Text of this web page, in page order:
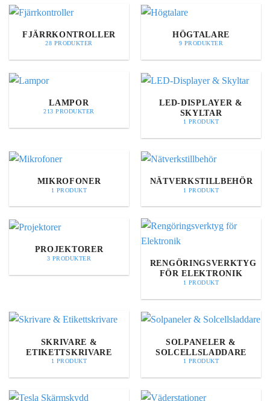
FJÄRRKONTROLLER
28 PRODUKTER
HÖGTALARE
9 PRODUKTER
LAMPOR
213 PRODUKTER
LED-DISPLAYER &
SKYLTAR
1 PRODUKT
MIKROFONER
1 PRODUKT
NÄTVERKSTILLBEHÖR
1 PRODUKT
PROJEKTORER
3 PRODUKTER
RENGÖRINGSVERKTYG
FÖR ELEKTRONIK
1 PRODUKT
SKRIVARE &
ETIKETTSKRIVARE
1 PRODUKT
SOLPANELER &
SOLCELLSLADDARE
1 PRODUKT